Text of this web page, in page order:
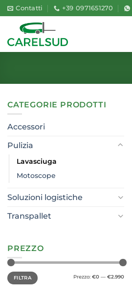
Salta
ai
contenuti
Contatti +39 0971651270
CATEGORIE PRODOTTI
Accessori
Pulizia
Lavasciuga
Motoscope
Soluzioni logistiche
Transpallet
PREZZO
Prezzo
Min
Prezzo
MaxFILTRA Prezzo: €0— €2.990